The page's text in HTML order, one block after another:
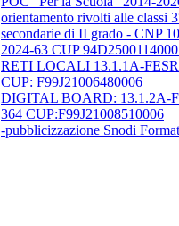
orientamento rivolti alle classi
secondarie di II grado - CNP
2024-63 CUP
RETI LOCALI 13.1.1A-
CUP: F99J21006480006
DIGITAL BOARD: 13.1.2A-
364 CUP:F99J21008510006
-pubblicizzazione Snodi